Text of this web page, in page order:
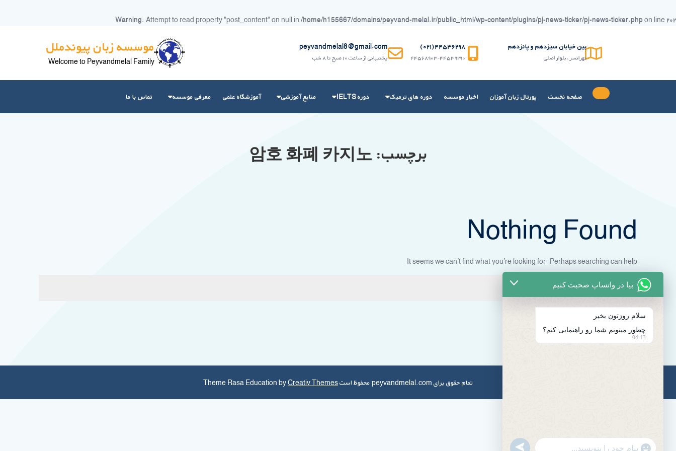
Warning: Attempt to read property "post_content" on null in /home/h155667/domains/peyvand-melal.ir/public_html/wp-content/plugins/pj-news-ticker/pj-news-ticker.php on line ۲۰۲
موسسه زبان پیوندملل
Welcome to Peyvandmelal Family
بین خیابان سیزدهم و پانزدهم
تهرانسر ، بلوار اصلی
۴۴۵۳۶۲۹۸(۰۲۱)
۴۴۵۶۸۹۰۳-۴۴۵۳۹۲۹۰
peyvandmelal8@gmail.com
پشتیبانی از ساعت ۱۰ صبح تا ۸ شب
صفحه نخست پورتال زبان آموزان اخبار موسسه دوره های ترمیک دوره IELTS منابع آموزشی آموزشگاه علمی معرفی موسسه تماس با ما
برچسب: 암호 화폐 카지노
Nothing Found
It seems we can’t find what you’re looking for. Perhaps searching can help.
جستجو
برای:
تمام حقوق برای peyvandmelal.com محفوظ است Theme Rasa Education by Creativ Themes
بیا در واتساپ صحبت کنیم
سلام روزتون بخیر
چطور میتونم شما رو راهنمایی کنم؟
04:13
"
u